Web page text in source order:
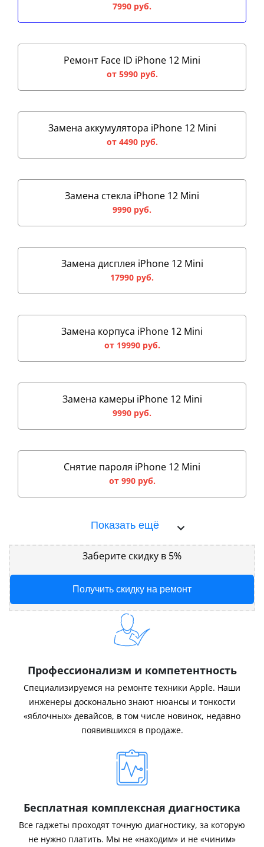
7990 руб.
Ремонт Face ID iPhone 12 Mini
от 5990 руб.
Замена аккумулятора iPhone 12 Mini
от 4490 руб.
Замена стекла iPhone 12 Mini
9990 руб.
Замена дисплея iPhone 12 Mini
17990 руб.
Замена корпуса iPhone 12 Mini
от 19990 руб.
Замена камеры iPhone 12 Mini
9990 руб.
Снятие пароля iPhone 12 Mini
от 990 руб.
Показать ещё
Заберите скидку в 5%
Получить скидку на ремонт
Профессионализм и компетентность
Специализируемся на ремонте техники Apple. Наши
инженеры досконально знают нюансы и тонкости
«яблочных» девайсов, в том числе новинок, недавно
появившихся в продаже.
Бесплатная комплексная диагностика
Все гаджеты проходят точную диагностику, за которую
не нужно платить. Мы не «находим» и не «чиним»